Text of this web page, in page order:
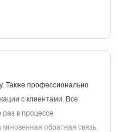
Также профессионально
с клиентами. Все
раз в процессе
обратная связь.